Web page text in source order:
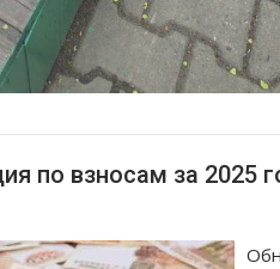
по взносам за 2025